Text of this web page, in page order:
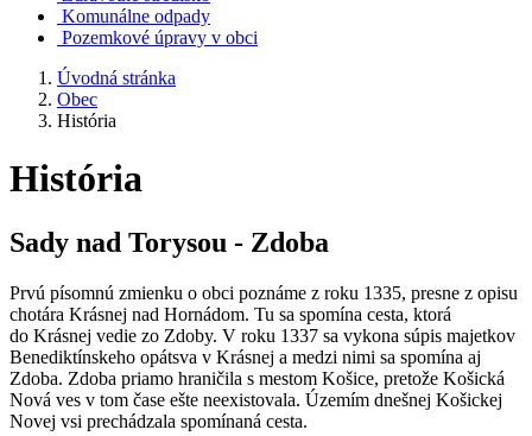
Komunálne odpady
Pozemkové úpravy v obci
Úvodná stránka
Obec
História
História
Sady nad Torysou - Zdoba
Prvú písomnú zmienku o obci poznáme z roku 1335, presne z opisu
chotára Krásnej nad Hornádom. Tu sa spomína cesta, ktorá
do Krásnej vedie zo Zdoby. V roku 1337 sa vykona súpis majetkov
Benediktínskeho opátsva v Krásnej a medzi nimi sa spomína aj
Zdoba. Zdoba priamo hraničila s mestom Košice, pretože Košická
Nová ves v tom čase ešte neexistovala. Územím dnešnej Košickej
Novej vsi prechádzala spomínaná cesta.